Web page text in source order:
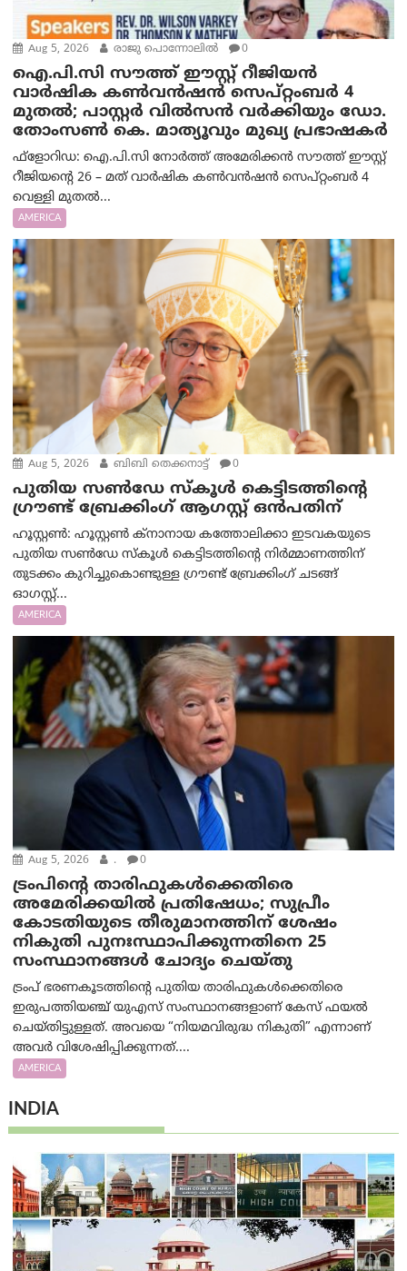
Aug 5, 2026 രാജു പൊന്നോലിൽ 0
ഐ.പി.സി സൗത്ത് ഈസ്റ്റ് റീജിയൻ
വാർഷിക കൺവൻഷൻ സെപ്റ്റംബർ 4
മുതൽ; പാസ്റ്റർ വിൽസൻ വർക്കിയും ഡോ.
തോംസൺ കെ. മാത്യൂവും മുഖ്യ പ്രഭാഷകർ
ഫ്ളോറിഡ: ഐ.പി.സി നോർത്ത് അമേരിക്കൻ സൗത്ത് ഈസ്റ്റ്
റീജിയന്റെ 26 – മത് വാർഷിക കൺവൻഷൻ സെപ്റ്റംബർ 4
വെള്ളി മുതൽ...
AMERICA
Aug 5, 2026 ബിബി തെക്കനാട്ട് 0
പുതിയ സൺഡേ സ്കൂൾ കെട്ടിടത്തിന്റെ
ഗ്രൗണ്ട് ബ്രേക്കിംഗ് ആഗസ്റ്റ് ഒൻപതിന്
ഹൂസ്റ്റൺ: ഹൂസ്റ്റൺ ക്നാനായ കത്തോലിക്കാ ഇടവകയുടെ
പുതിയ സൺഡേ സ്കൂൾ കെട്ടിടത്തിന്റെ നിർമ്മാണത്തിന്
തുടക്കം കുറിച്ചുകൊണ്ടുള്ള ഗ്രൗണ്ട് ബ്രേക്കിംഗ് ചടങ്ങ്
ഓഗസ്റ്റ്...
AMERICA
Aug 5, 2026 . 0
ട്രംപിന്റെ താരിഫുകൾക്കെതിരെ
അമേരിക്കയില്‍ പ്രതിഷേധം; സുപ്രീം
കോടതിയുടെ തീരുമാനത്തിന് ശേഷം
നികുതി പുനഃസ്ഥാപിക്കുന്നതിനെ 25
സംസ്ഥാനങ്ങൾ ചോദ്യം ചെയ്തു
ട്രംപ് ഭരണകൂടത്തിന്റെ പുതിയ താരിഫുകൾക്കെതിരെ
ഇരുപത്തിയഞ്ച് യുഎസ് സംസ്ഥാനങ്ങളാണ് കേസ് ഫയൽ
ചെയ്തിട്ടുള്ളത്. അവയെ “നിയമവിരുദ്ധ നികുതി” എന്നാണ്
അവര്‍ വിശേഷിപ്പിക്കുന്നത്....
AMERICA
INDIA